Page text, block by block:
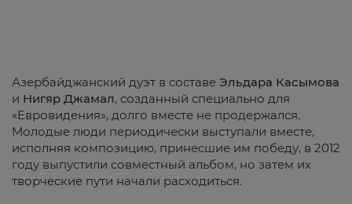
Азербайджанский дуэт в составе Эльдара Касымова
и Нигяр Джамал, созданный специально для
«Евровидения», долго вместе не продержался.
Молодые люди периодически выступали вместе,
исполняя композицию, принесшие им победу, в 2012
году выпустили совместный альбом, но затем их
творческие пути начали расходиться.